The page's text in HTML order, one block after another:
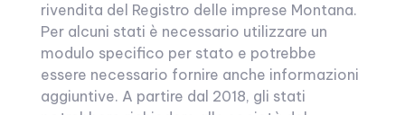
rivendita del Registro delle imprese Montana.
Per alcuni stati è necessario utilizzare un
modulo specifico per stato e potrebbe
essere necessario fornire anche informazioni
aggiuntive. A partire dal 2018, gli stati